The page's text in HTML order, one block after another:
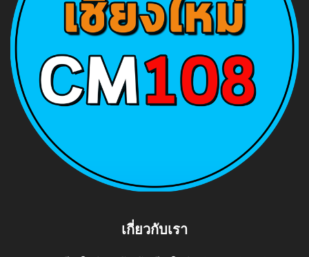
เกี่ยวกับเรา